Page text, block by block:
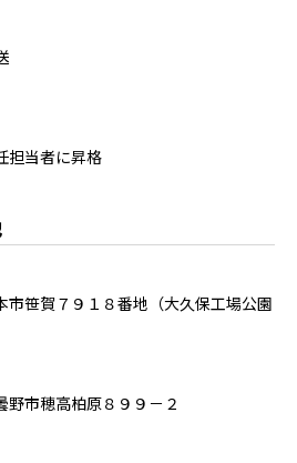
担当者に昇格
７９１８番地（大久保工場公園
市穂高柏原８９９－２